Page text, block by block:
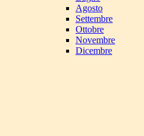
Agosto
Settembre
Ottobre
Novembre
Dicembre